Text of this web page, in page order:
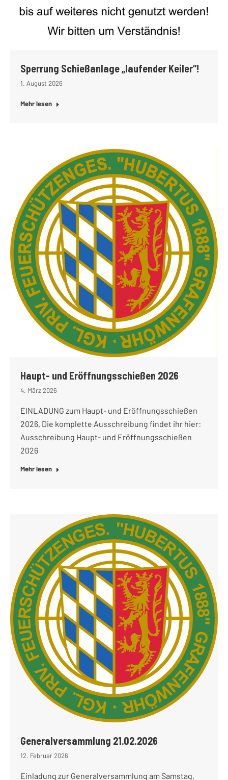
Sperrung Schießanlage „laufender Keiler“!
1. August 2026
Mehr lesen
Haupt- und Eröffnungsschießen 2026
4. März 2026
EINLADUNG zum Haupt- und Eröffnungsschießen
2026. Die komplette Ausschreibung findet ihr hier:
Ausschreibung Haupt- und Eröffnungsschießen
2026
Mehr lesen
Generalversammlung 21.02.2026
12. Februar 2026
Einladung zur Generalversammlung am Samstag,